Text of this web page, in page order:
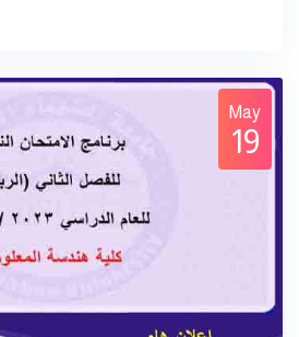
May
19